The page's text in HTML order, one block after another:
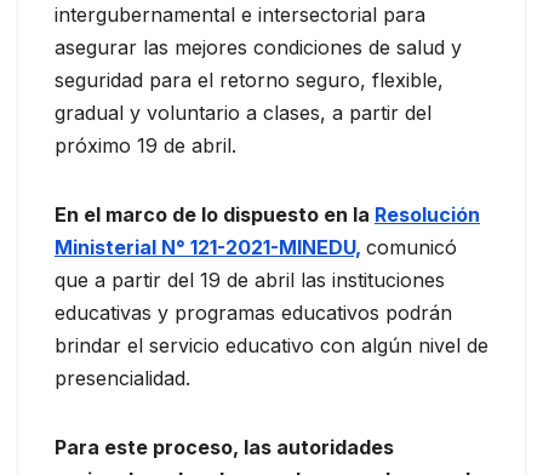
intergubernamental e intersectorial para
asegurar las mejores condiciones de salud y
seguridad para el retorno seguro, flexible,
gradual y voluntario a clases, a partir del
próximo 19 de abril.
En el marco de lo dispuesto en la Resolución
Ministerial N° 121-2021-MINEDU, comunicó
que a partir del 19 de abril las instituciones
educativas y programas educativos podrán
brindar el servicio educativo con algún nivel de
presencialidad.
Para este proceso, las autoridades